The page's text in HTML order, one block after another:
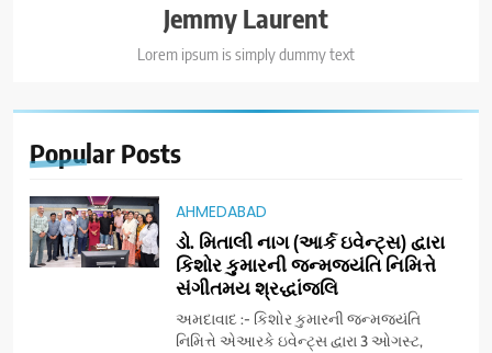
Jemmy Laurent
Lorem ipsum is simply dummy text
Popular Posts
AHMEDABAD
ડો. મિતાલી નાગ (આર્ક ઇવેન્ટ્સ) દ્વારા
કિશોર કુમારની જન્મજયંતિ નિમિત્તે
સંગીતમય શ્રદ્ધાંજલિ
અમદાવાદ :- કિશોર કુમારની જન્મજયંતિ
નિમિત્તે એઆરકે ઇવેન્ટ્સ દ્વારા 3 ઓગસ્ટ,